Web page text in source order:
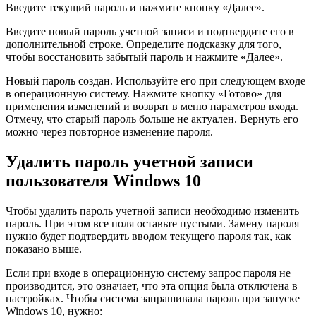
Введите текущий пароль и нажмите кнопку «Далее».
Введите новый пароль учетной записи и подтвердите его в
дополнительной строке. Определите подсказку для того,
чтобы восстановить забытый пароль и нажмите «Далее».
Новый пароль создан. Используйте его при следующем входе
в операционную систему. Нажмите кнопку «Готово» для
применения изменений и возврат в меню параметров входа.
Отмечу, что старый пароль больше не актуален. Вернуть его
можно через повторное изменение пароля.
Удалить пароль учетной записи
пользователя Windows 10
Чтобы удалить пароль учетной записи необходимо изменить
пароль. При этом все поля оставьте пустыми. Замену пароля
нужно будет подтвердить вводом текущего пароля так, как
показано выше.
Если при входе в операционную систему запрос пароля не
производится, это означает, что эта опция была отключена в
настройках. Чтобы система запрашивала пароль при запуске
Windows 10, нужно: